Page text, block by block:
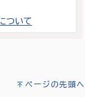
ついて
ページの先頭へ